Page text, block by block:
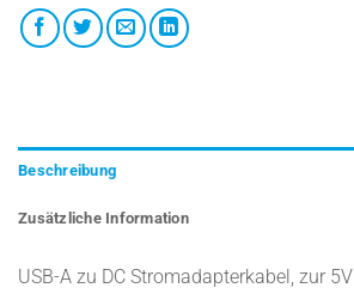
Beschreibung
Zusätzliche Information
USB-A zu DC Stromadapterkabel, zur 5V